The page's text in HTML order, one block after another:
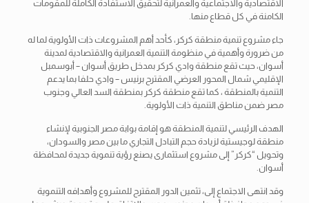
الاقتصادية والاجتماعية والعمرانية لتحقيق الاستفادة الكاملة للمقومات
الكامنة في كل قطاع منها.
جاء مشروع تنمية منطقة كركر، كأحد أهم المشروعات ذات الأولوية لما له
من ضرورة وأهمية في منظومة التنمية العمرانية والاقتصادية لمدينة
أسوان، حيث تقع منطقة وادي كركر بمدخل طريق أسوان – أبوسمبل
الإقليمي شمال المحور العرضي المقترح برنيس – وادي حلفا بما يدعم
التنمية بالمنطقة ، كما تقع منطقة كركر بمنطقة السد العالي وجنوب
مصر ضمن مناطق التنمية ذات الأولوية.
الهدف الرئيسي لتنمية المنطقة هو إقامة بوابة مصر الجنوبية لإنشاء
منطقة لوجيستية لزيادة حجم التبادل التجاري ما بين مصر والسودان،
وتحويل “كركر” إلى مشروع استثمارى يصنع رؤية تنموية جديدة لمحافظة
أسوان.
وقد انتهى الاجتماع إلى، تثمين الدور المقترح للمشروع وأهدافه التنموية